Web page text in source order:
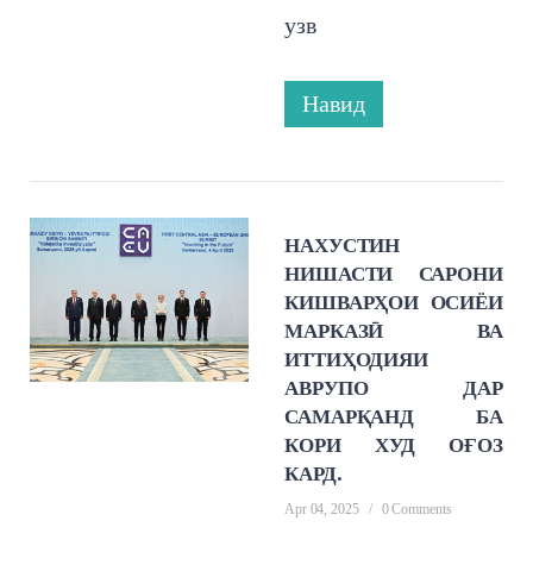
узв
Навид
НАХУСТИН
НИШАСТИ САРОНИ
КИШВАРҲОИ ОСИЁИ
МАРКАЗӢ ВА
ИТТИҲОДИЯИ
АВРУПО ДАР
САМАРҚАНД БА
КОРИ ХУД ОҒОЗ
КАРД.
Apr 04, 2025 / 0 Comments